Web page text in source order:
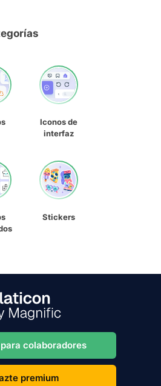
Iconos de
interfaz
Stickers
colaboradores
premium